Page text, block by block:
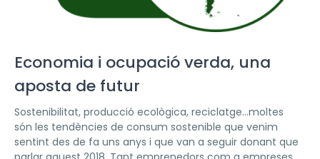
Economia i ocupació verda, una
aposta de futur
Sostenibilitat, producció ecològica, reciclatge…moltes
són les tendències de consum sostenible que venim
sentint des de fa uns anys i que van a seguir donant que